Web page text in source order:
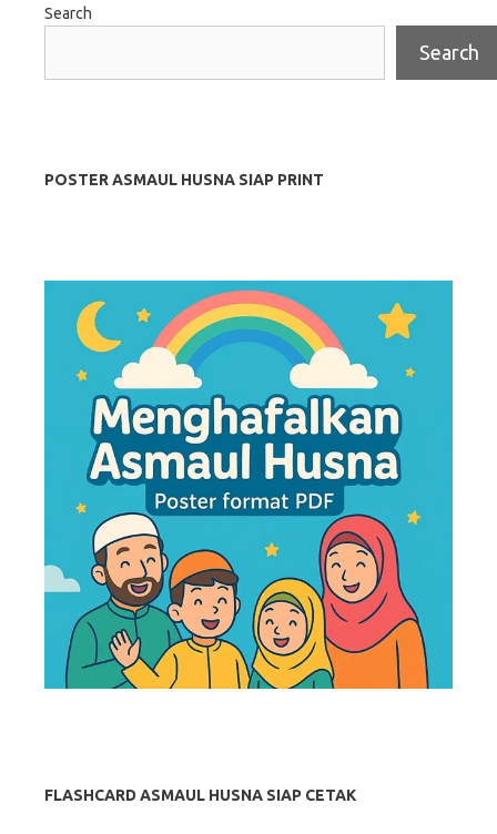
Search
Search
POSTER ASMAUL HUSNA SIAP PRINT
FLASHCARD ASMAUL HUSNA SIAP CETAK